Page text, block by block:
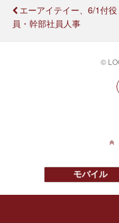
エーアイテイー、6/1付役
員・幹部社員人事
©
モバイル